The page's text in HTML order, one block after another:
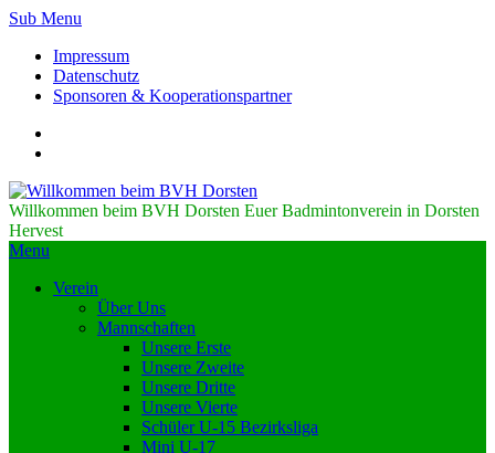
Sub Menu
Impressum
Datenschutz
Sponsoren & Kooperationspartner
Willkommen beim BVH Dorsten Euer Badmintonverein in Dorsten
Hervest
Menu
Verein
Über Uns
Mannschaften
Unsere Erste
Unsere Zweite
Unsere Dritte
Unsere Vierte
Schüler U-15 Bezirksliga
Mini U-17